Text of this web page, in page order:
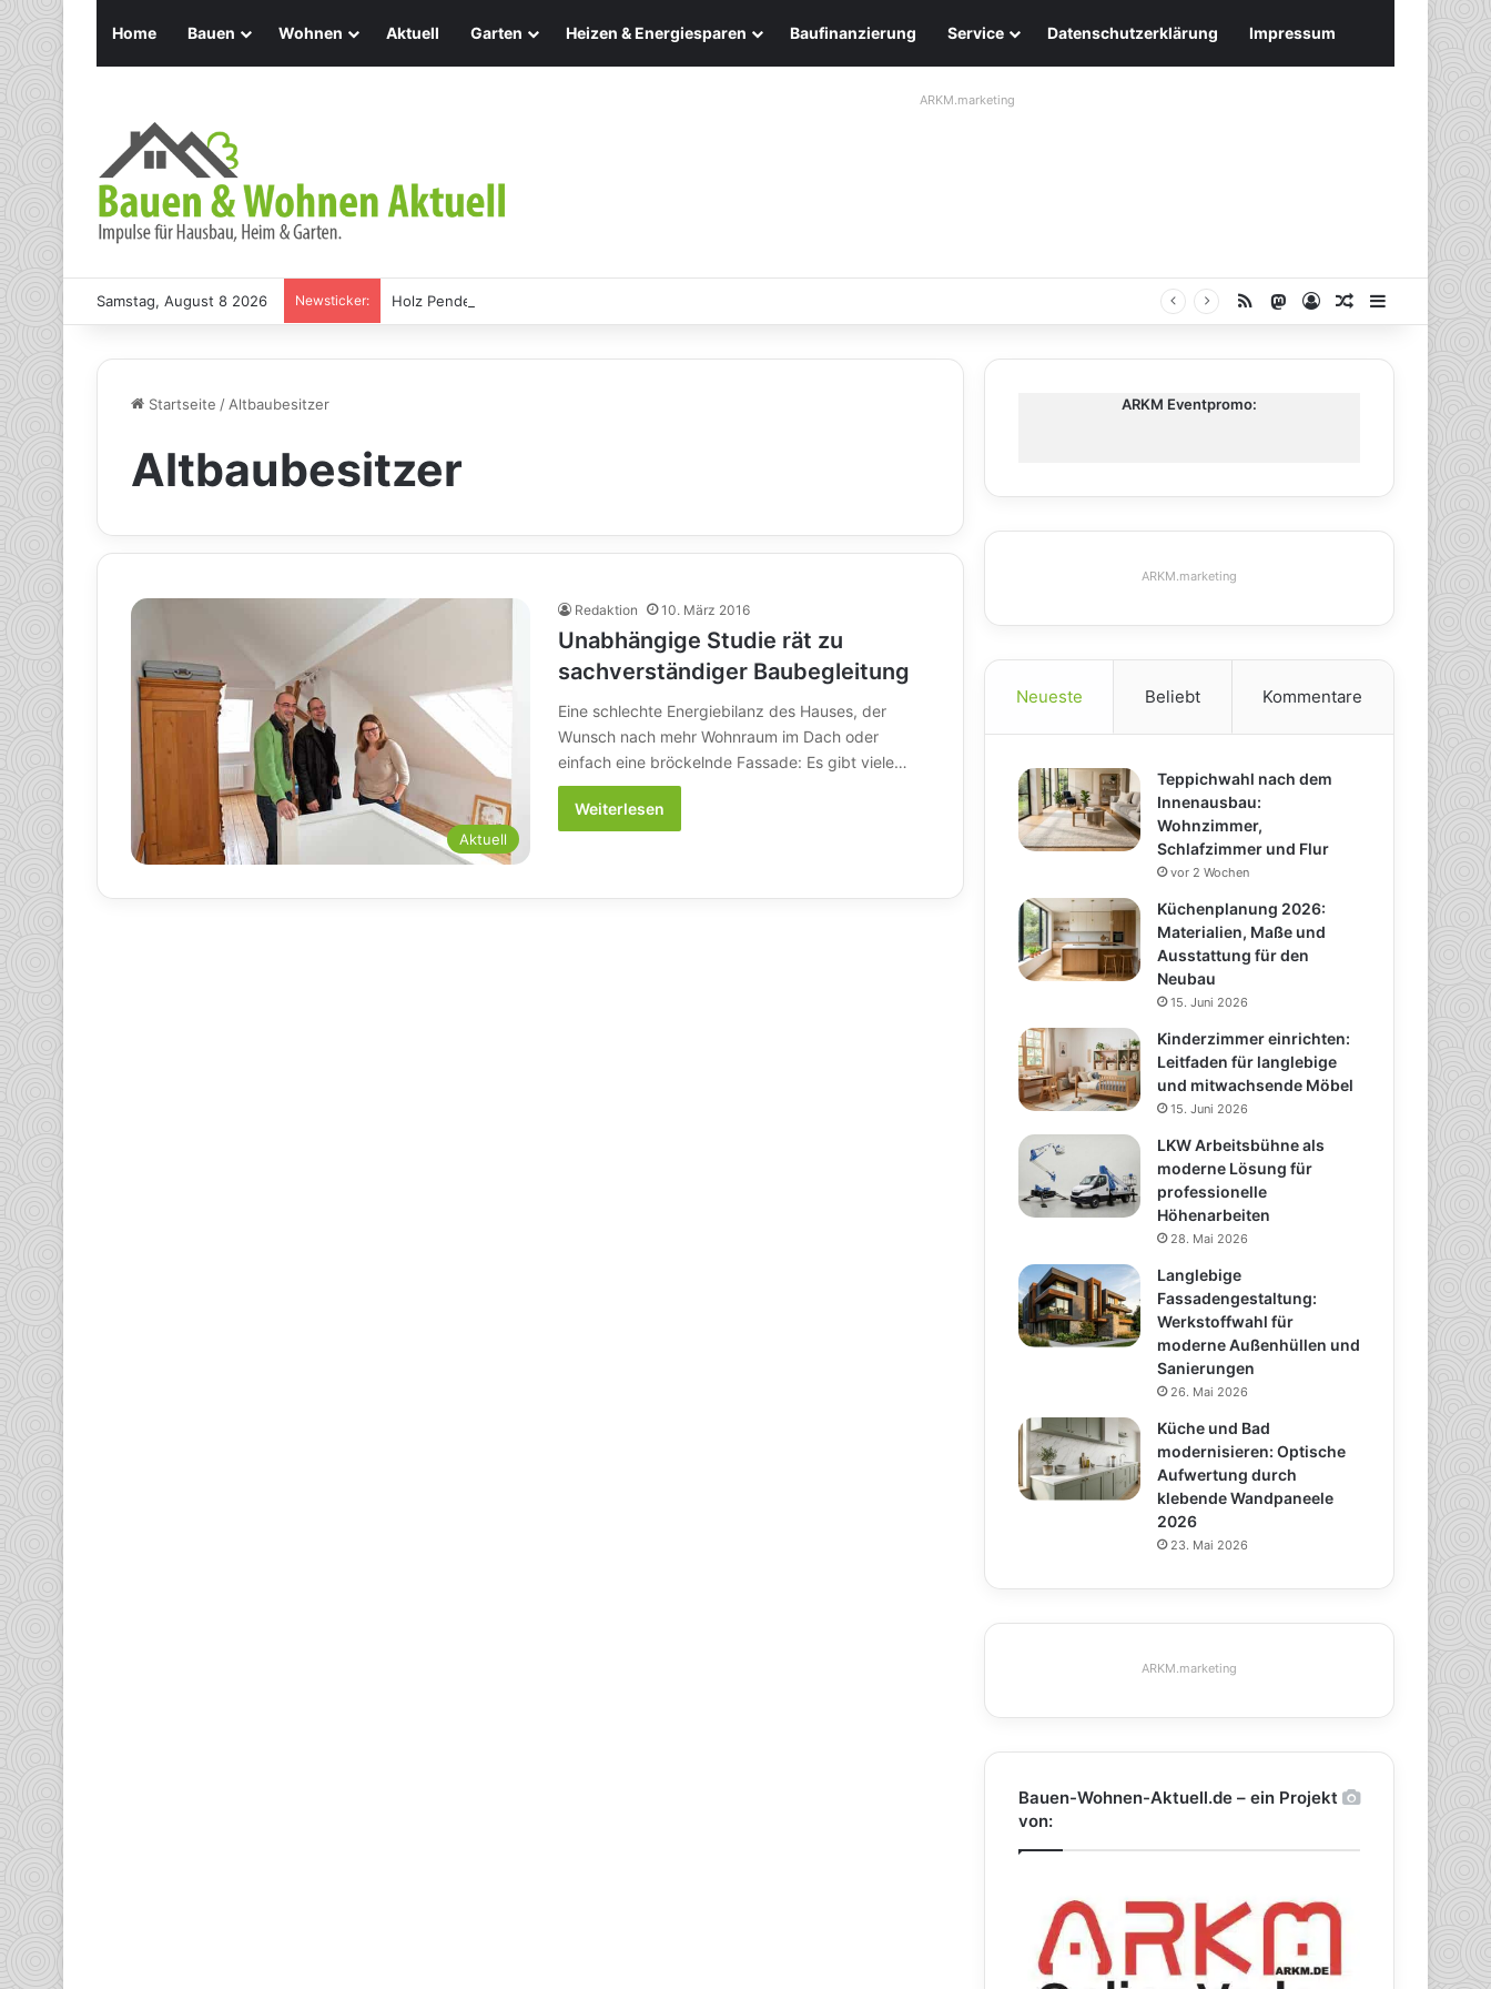
Home Bauen Wohnen Aktuell Garten Heizen & Energiesparen Baufinanzierung Service Datenschutzerklärung Impressum
ARKM.marketing
Samstag, August 8 2026 Newsticker: Holz Pendelleuchten: Eleganz und Nachhaltigkeit für Ihr Zuhause RSS Mastodon
AnmeldenZufälliger
Startseite /Altbaubesitzer
Altbaubesitzer
Aktuell
Redaktion 10. März 2016
Unabhängige Studie rät zu
sachverständiger Baubegleitung
Eine schlechte Energiebilanz des Hauses, der
Wunsch nach mehr Wohnraum im Dach oder
einfach eine bröckelnde Fassade: Es gibt viele…
Weiterlesen
ARKM Eventpromo:
ARKM.marketing
Neueste Beliebt Kommentare
Teppichwahl nach dem
Innenausbau:
Wohnzimmer,
Schlafzimmer und Flur
vor 2 Wochen
Küchenplanung 2026:
Materialien, Maße und
Ausstattung für den
Neubau
15. Juni 2026
Kinderzimmer einrichten:
Leitfaden für langlebige
und mitwachsende Möbel
15. Juni 2026
LKW Arbeitsbühne als
moderne Lösung für
professionelle
Höhenarbeiten
28. Mai 2026
Langlebige
Fassadengestaltung:
Werkstoffwahl für
moderne Außenhüllen und
Sanierungen
26. Mai 2026
Küche und Bad
modernisieren: Optische
Aufwertung durch
klebende Wandpaneele
2026
23. Mai 2026
ARKM.marketing
Bauen-Wohnen-Aktuell.de – ein Projekt
von: